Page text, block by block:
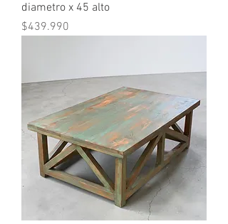
diametro x 45 alto
Precio
$439.990